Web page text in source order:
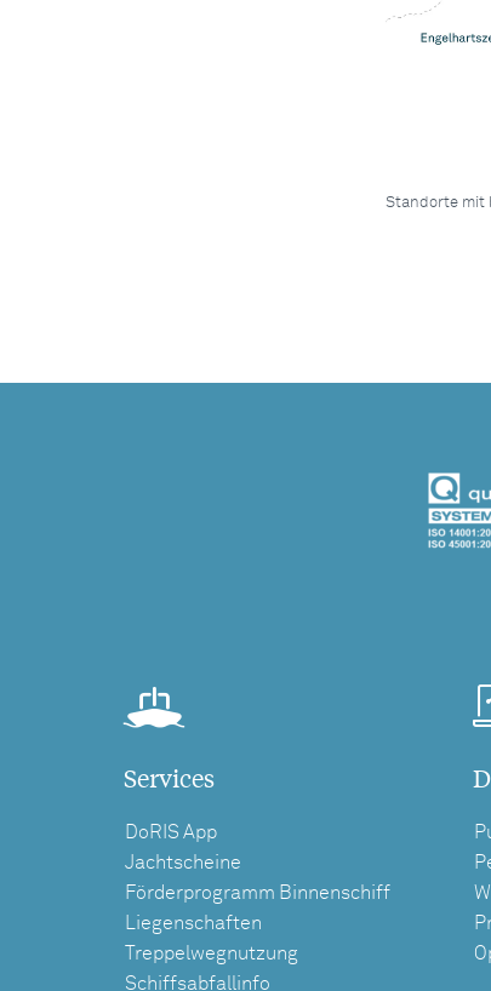
Standorte mit
Services
DoRIS App
Jachtscheine
Förderprogramm Binnenschiff
Liegenschaften
Treppelwegnutzung
Schiffsabfallinfo